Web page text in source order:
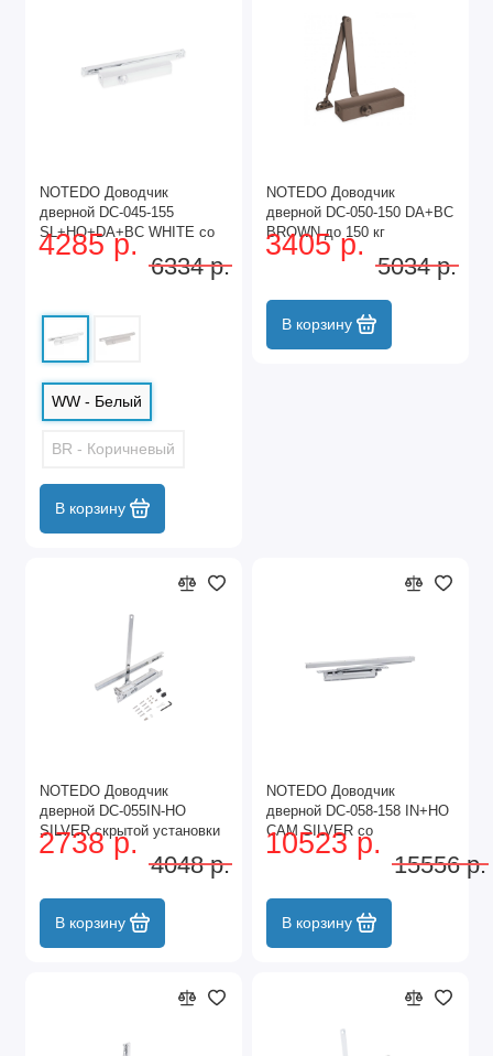
NOTEDO Доводчик
дверной DC-045-155
SL+HO+DA+BC WHITE со
скольз.тягой до 150 кг (6)
4285 р.
6334 р.
WW - Белый
BR - Коричневый
В корзину
NOTEDO Доводчик
дверной DC-050-150 DA+BC
BROWN до 150 кг
3405 р.
5034 р.
В корзину
NOTEDO Доводчик
дверной DC-055IN-HO
SILVER скрытой установки
до 55 кг (10)
2738 р.
4048 р.
В корзину
NOTEDO Доводчик
дверной DC-058-158 IN+HO
CAM SILVER со
скольз.тягой 50 - 150 кг (8)
10523 р.
15556 р.
В корзину